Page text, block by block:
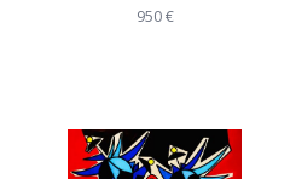
950€